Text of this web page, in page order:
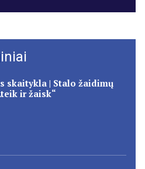
skaitykla | Stalo žaidimų
ir žaisk“